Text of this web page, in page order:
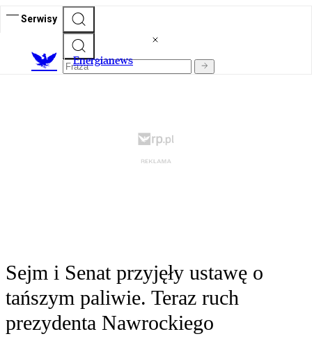
Serwisy
Energianews
Sejm i Senat przyjęły ustawę o
tańszym paliwie. Teraz ruch
prezydenta Nawrockiego